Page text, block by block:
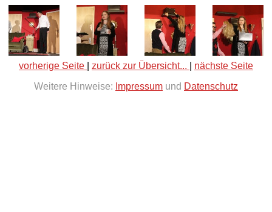
vorherige Seite zurück zur Übersicht...
nächste Seite
Weitere Hinweise: Impressum und Datenschutz